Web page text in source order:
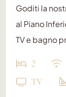
Goditi la
al Piano
TV e bagno
2
TV